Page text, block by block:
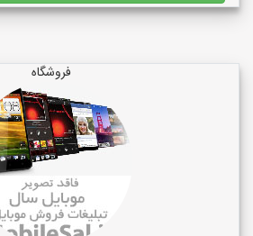
فروشگاه